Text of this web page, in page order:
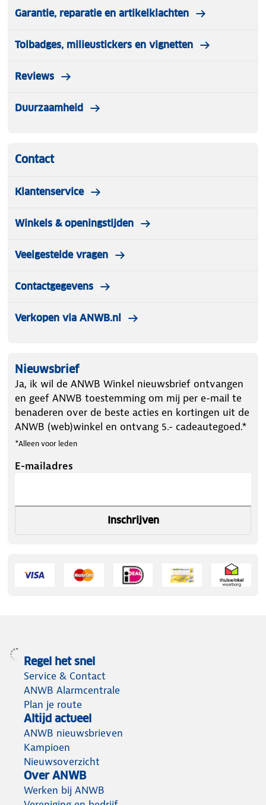
Garantie, reparatie en artikelklachten
Tolbadges, milieustickers en vignetten
Reviews
Duurzaamheid
Contact
Klantenservice
Winkels & openingstijden
Veelgestelde vragen
Contactgegevens
Verkopen via ANWB.nl
Nieuwsbrief
Ja, ik wil de ANWB Winkel nieuwsbrief ontvangen
en geef ANWB toestemming om mij per e-mail te
benaderen over de beste acties en kortingen uit de
ANWB (web)winkel en ontvang 5.- cadeautegoed.*
*Alleen voor leden
E-mailadres
Inschrijven
Regel het snel
Service & Contact
ANWB Alarmcentrale
Plan je route
Altijd actueel
ANWB nieuwsbrieven
Kampioen
Nieuwsoverzicht
Over ANWB
Werken bij ANWB